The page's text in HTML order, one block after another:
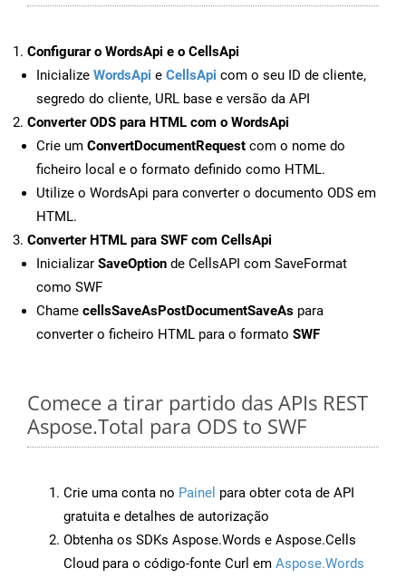
Configurar o WordsApi e o CellsApi
Inicialize WordsApi e CellsApi com o seu ID de cliente,
segredo do cliente, URL base e versão da API
Converter ODS para HTML com o WordsApi
Crie um ConvertDocumentRequest com o nome do
ficheiro local e o formato definido como HTML.
Utilize o WordsApi para converter o documento ODS em
HTML.
Converter HTML para SWF com CellsApi
Inicializar SaveOption de CellsAPI com SaveFormat
como SWF
Chame cellsSaveAsPostDocumentSaveAs para
converter o ficheiro HTML para o formato SWF
Comece a tirar partido das APIs REST
Aspose.Total para ODS to SWF
Crie uma conta no Painel para obter cota de API
gratuita e detalhes de autorização
Obtenha os SDKs Aspose.Words e Aspose.Cells
Cloud para o código-fonte Curl em Aspose.Words